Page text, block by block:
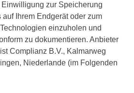
zur Speicherung
auf Ihrem Endgerät oder zum
einzuholen und
zu dokumentieren. Anbieter
Complianz B.V., Kalmarweg
Niederlande (im Folgenden